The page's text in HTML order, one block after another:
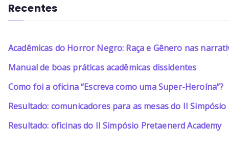
Recentes
Acadêmicas do Horror Negro: Raça e Gênero nas
Manual de boas práticas acadêmicas dissidentes
Como foi a oficina “Escreva como uma Super-Heroína”?
Resultado: comunicadores para as mesas do II
Resultado: oficinas do II Simpósio Pretaenerd Academy